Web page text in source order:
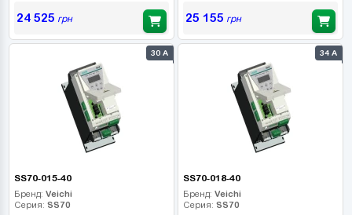
24 525 грн 25 155 грн
30 А
SS70-015-40
Бренд: Veichi
Серия: SS70
34 А
SS70-018-40
Бренд: Veichi
Серия: SS70